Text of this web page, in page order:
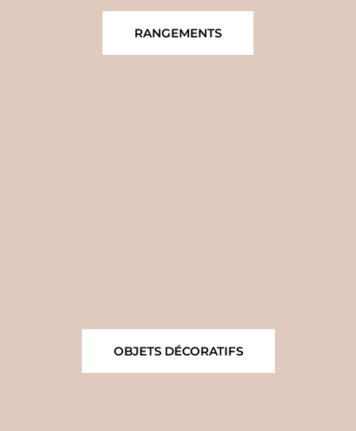
RANGEMENTS
OBJETS DÉCORATIFS